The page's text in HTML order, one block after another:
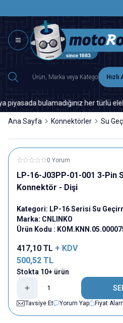
Hızlı
bulamadığınız her türlü
Ana Sayfa Konnektörler Su
0 Yorum
LP-16-J03PP-01-001 3-Pin
Konnektör - Dişi
Kategori: LP-16 Serisi Su
Marka: CNLINKO
Ürün Kodu :
417,10 TL + KDV
500,52 TL
Stokta 10+ ürün
Tavsiye Et
Yorum Yap Fiyat